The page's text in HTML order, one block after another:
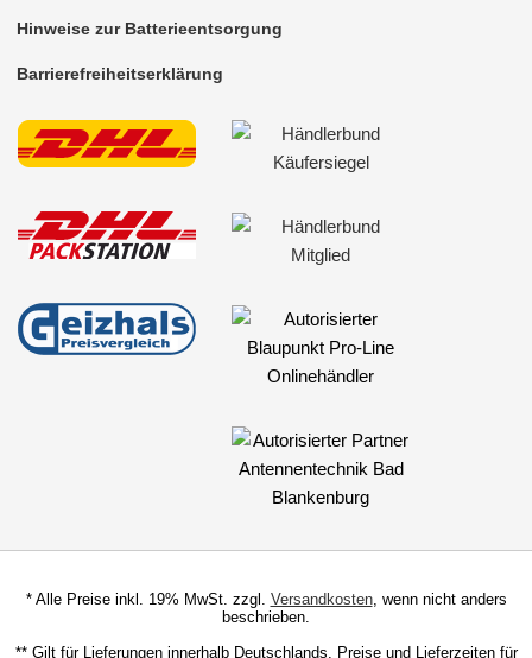
für Ford
Aerostar
Bronco
Connect
Crown Victoria
Escort
Excursion
Hinweise zur Batterieentsorgung
Barrierefreiheitserklärung
* Alle Preise inkl. 19% MwSt. zzgl. Versandkosten, wenn nicht anders
beschrieben.
** Gilt für Lieferungen innerhalb Deutschlands, Preise und Lieferzeiten für